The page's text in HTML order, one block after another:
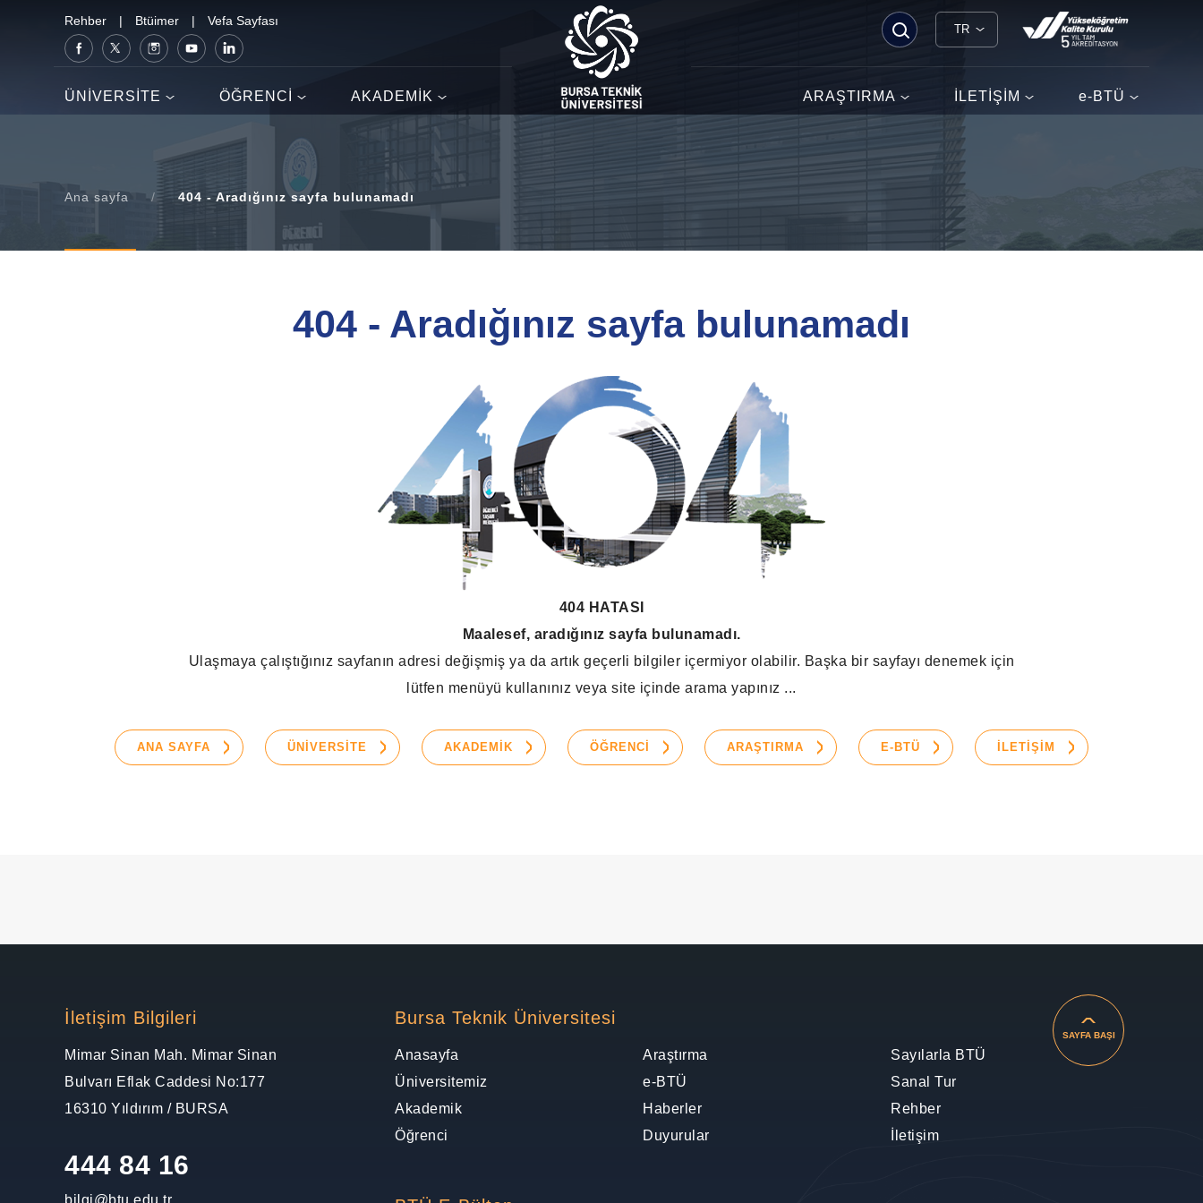
TR
Rehber | Btüimer | Vefa Sayfası
ÜNİVERSİTE ÖĞRENCİ AKADEMİK e-BTÜ
İLETİŞİM
ARAŞTIRMA
Ana sayfa / 404 - Aradığınız sayfa bulunamadı
404 - Aradığınız sayfa bulunamadı
404 HATASI
Maalesef, aradığınız sayfa bulunamadı.
Ulaşmaya çalıştığınız sayfanın adresi değişmiş ya da artık geçerli bilgiler içermiyor olabilir. Başka bir sayfayı denemek için
lütfen menüyü kullanınız veya site içinde arama yapınız ...
ANA SAYFA ÜNİVERSİTE AKADEMİK ÖĞRENCİ ARAŞTIRMA E-BTÜ İLETİŞİM
İletişim Bilgileri
Mimar Sinan Mah. Mimar Sinan
Bulvarı Eflak Caddesi No:177
16310 Yıldırım / BURSA
444 84 16
bilgi@btu.edu.tr
Bursa Teknik Üniversitesi
Anasayfa
Üniversitemiz
Akademik
Öğrenci
Araştırma
e-BTÜ
Haberler
Duyurular
Sayılarla BTÜ
Sanal Tur
Rehber
İletişim
SAYFA BAŞI